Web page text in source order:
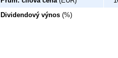
Dividendový výnos (%)